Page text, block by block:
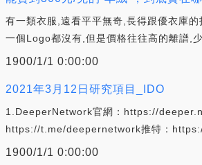
有一類衣服,遠看平平無奇,長得跟優衣庫
一個Logo都沒有,但是價格往往高的離譜,
1900/1/1 0:00:00
2021年3月12日研究項目_IDO
1.DeeperNetwork官網：https://
https://t.me/deepernetwork推特：
1900/1/1 0:00:00